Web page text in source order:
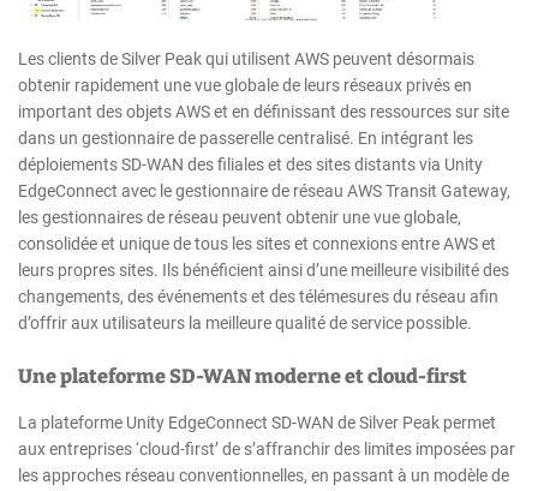
Les clients de Silver Peak qui utilisent AWS peuvent désormais
obtenir rapidement une vue globale de leurs réseaux privés en
important des objets AWS et en définissant des ressources sur site
dans un gestionnaire de passerelle centralisé. En intégrant les
déploiements SD-WAN des filiales et des sites distants via Unity
EdgeConnect avec le gestionnaire de réseau AWS Transit Gateway,
les gestionnaires de réseau peuvent obtenir une vue globale,
consolidée et unique de tous les sites et connexions entre AWS et
leurs propres sites. Ils bénéficient ainsi d’une meilleure visibilité des
changements, des événements et des télémesures du réseau afin
d’offrir aux utilisateurs la meilleure qualité de service possible.
Une plateforme SD-WAN moderne et cloud-first
La plateforme Unity EdgeConnect SD-WAN de Silver Peak permet
aux entreprises ‘cloud-first’ de s’affranchir des limites imposées par
les approches réseau conventionnelles, en passant à un modèle de